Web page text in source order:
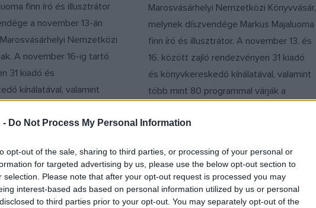
- Do Not Process My Personal Information
opt-out of the sale, sharing to third parties, or processing of your personal or
for targeted advertising by us, please use the below opt-out section to
selection. Please note that after your opt-out request is processed you may
interest-based ads based on personal information utilized by us or personal
to third parties prior to your opt-out. You may separately opt-out of the
finn író és illusztrátor
a november 13-án
Nemzetközi
A november 16-ig tartó
31 kiadó és
kínálatával, valamint
Marosvásárhelyi Nemzetközi Könyvvásár,
melynek díszvendége Markus Majaluoma
finn író és illusztrátor. A november 13. és
16. között zajló rendezvényen 31 kiadó
és könyvkereskedő kínálatával, valamint
több mint 80 programmal várják a